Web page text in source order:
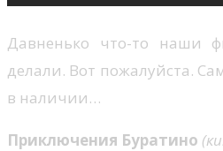
Давненько что-то наши
делали. Вот пожалуйста.
в наличии…
Приключения Буратино